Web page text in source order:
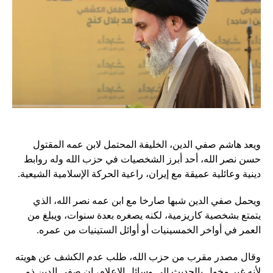
ويعد هاشم صفي الدين، الخليفة المحتمل لابن عمه المقتول
حسن نصر الله، أحد أبرز الشخصيات في حزب الله وله روابط
دينية وعائلية عميقة مع إيران، راعية الحركة الإسلامية الشيعية.
ويحمل صفي الدين شبها صارخا مع ابن عمه نصر الله، الذي
يتمتع بشخصية كاريزمية، لكنه يصغره بعدة سنوات، ويبلغ من
العمر في أواخر الخمسينيات أو أوائل الستينيات من عمره.
وقال مصدر مقرب من حزب الله، طلب عدم الكشف عن هويته